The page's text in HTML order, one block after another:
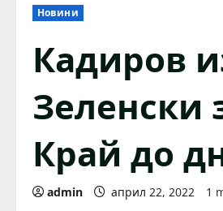
Новини
Кадиров
Зеленски
Край до
admin април 22, 2022 1